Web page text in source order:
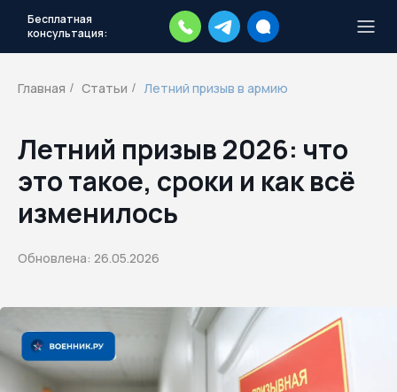
Бесплатная
консультация:
Главная / Статьи / Летний призыв в армию
Летний призыв 2026: что
это такое, сроки и как всё
изменилось
Обновлена: 26.05.2026
каждый день.
Экстренный план
действий